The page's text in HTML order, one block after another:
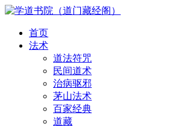
首页
法术
道法符咒
民间道术
治病驱邪
茅山法术
百家经典
道藏